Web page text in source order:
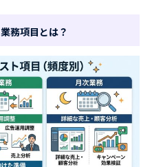
務項目とは？